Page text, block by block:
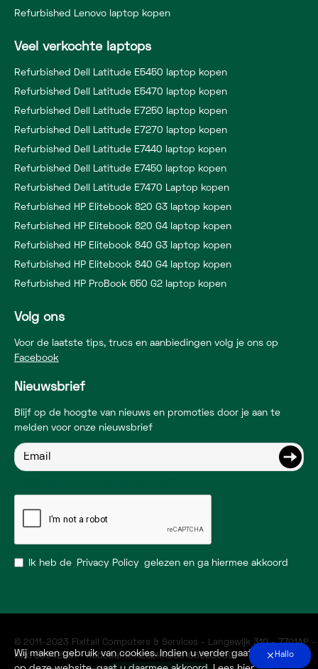
Refurbished Lenovo laptop kopen
Veel verkochte laptops
Refurbished Dell Latitude E5450 laptop kopen
Refurbished Dell Latitude E5470 laptop kopen
Refurbished Dell Latitude E7250 laptop kopen
Refurbished Dell Latitude E7270 laptop kopen
Refurbished Dell Latitude E7440 laptop kopen
Refurbished Dell Latitude E7450 laptop kopen
Refurbished Dell Latitude E7470 Laptop kopen
Refurbished HP Elitebook 820 G3 laptop kopen
Refurbished HP Elitebook 820 G4 laptop kopen
Refurbished HP Elitebook 840 G3 laptop kopen
Refurbished HP Elitebook 840 G4 laptop kopen
Refurbished HP ProBook 650 G2 laptop kopen
Volg ons
Voor de laatste tips, trucs en aanbiedingen volg je ons op
Facebook
Nieuwsbrief
Blijf op de hoogte van nieuws en promoties door je aan te
melden voor onze nieuwsbrief
Ik heb de Privacy Policy gelezen en ga hiermee akkoord
© 2011-2023 Fixitall Computers & Services - Langewijk 310 - 7701AP
KvK: 53942051 - Rabobank: NL52RABO0166962309
Hallo
Wij maken gebruik van cookies. Indien u verder gaat